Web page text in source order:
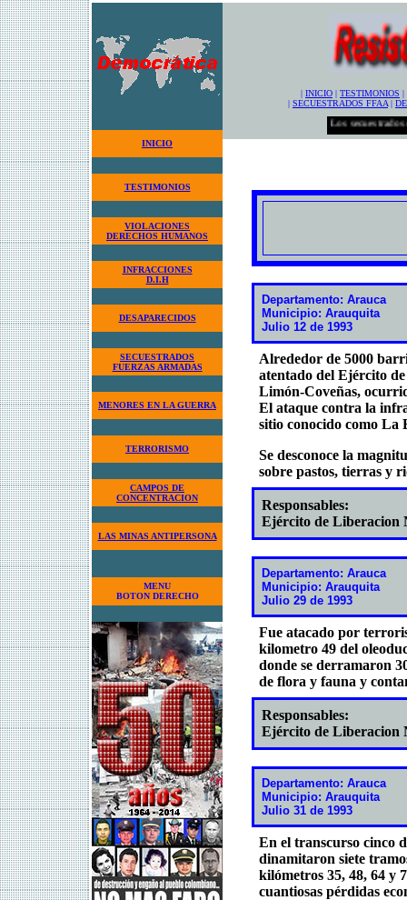
INICIO
TESTIMONIOS
VIOLACIONES
DERECHOS HUMANOS
INFRACCIONES
D.I.H
DESAPARECIDOS
SECUESTRADOS
FUERZAS ARMADAS
MENORES EN LA GUERRA
TERRORISMO
CAMPOS DE
CONCENTRACION
LAS MINAS ANTIPERSONA
MENU
BOTON DERECHO
| INICIO | TESTIMONIOS |
| SECUESTRADOS FFAA |
Los secuestrados
Departamento: Arauca
Municipio: Arauquita
Julio 12 de 1993
Alrededor de 5000
atentado del Ejército
Limón-Coveñas,
El ataque contra la
sitio conocido como La
Se desconoce la
sobre pastos, tierras y
Responsables:
Ejército de Liberacion
Departamento: Arauca
Municipio: Arauquita
Julio 29 de 1993
Fue atacado por
kilometro 49 del
donde se derramaron
de flora y fauna y
Responsables:
Ejército de Liberacion
Departamento: Arauca
Municipio: Arauquita
Julio 31 de 1993
En el transcurso cinco
dinamitaron siete
kilómetros 35, 48, 64 y
cuantiosas pérdidas